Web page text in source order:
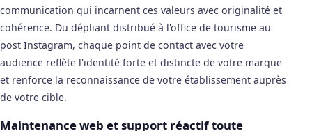
communication qui incarnent ces valeurs avec originalité et
cohérence. Du dépliant distribué à l'office de tourisme au
post Instagram, chaque point de contact avec votre
audience reflète l'identité forte et distincte de votre marque
et renforce la reconnaissance de votre établissement auprès
de votre cible.
Maintenance web et support réactif toute